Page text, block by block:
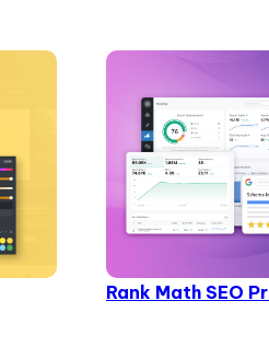
Rank Math SEO